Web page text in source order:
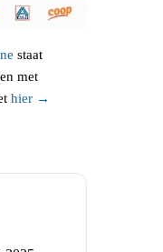
staat
met
hier →